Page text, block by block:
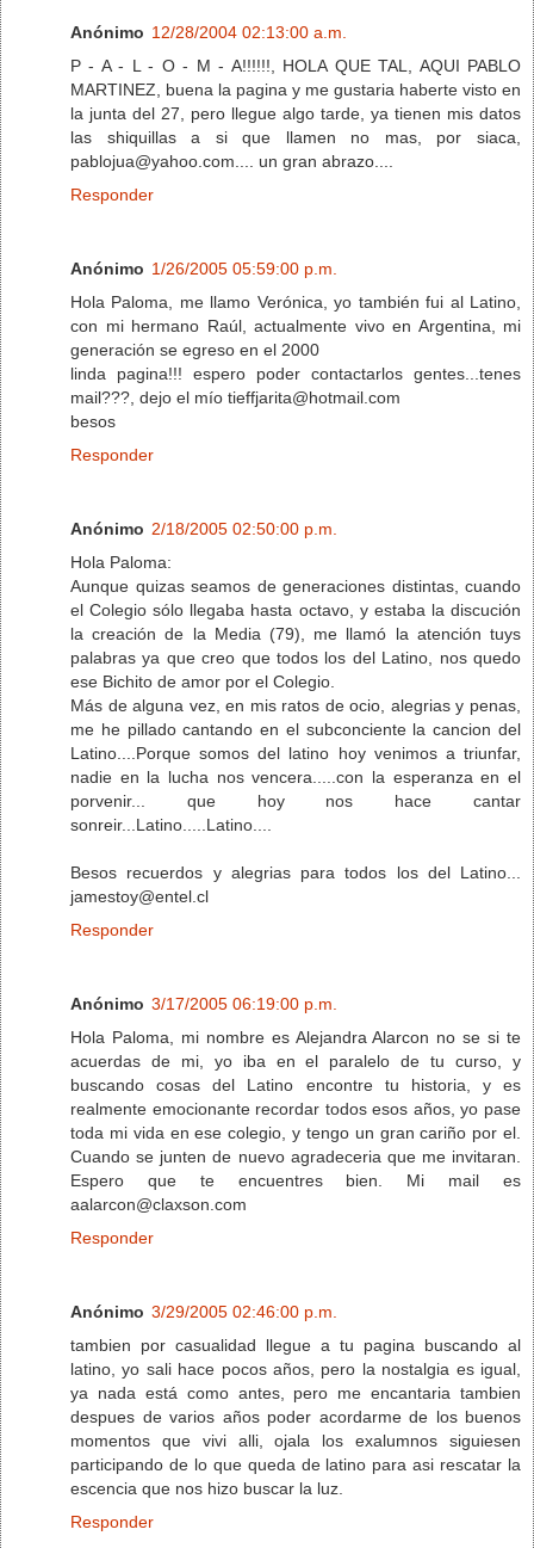
Anónimo 12/28/2004 02:13:00 a.m.
P - A - L - O - M - A!!!!!!, HOLA QUE TAL, AQUI PABLO
MARTINEZ, buena la pagina y me gustaria haberte visto en
la junta del 27, pero llegue algo tarde, ya tienen mis datos
las shiquillas a si que llamen no mas, por siaca,
pablojua@yahoo.com.... un gran abrazo....
Responder
Anónimo 1/26/2005 05:59:00 p.m.
Hola Paloma, me llamo Verónica, yo también fui al Latino,
con mi hermano Raúl, actualmente vivo en Argentina, mi
generación se egreso en el 2000
linda pagina!!! espero poder contactarlos gentes...tenes
mail???, dejo el mío tieffjarita@hotmail.com
besos
Responder
Anónimo 2/18/2005 02:50:00 p.m.
Hola Paloma:
Aunque quizas seamos de generaciones distintas, cuando
el Colegio sólo llegaba hasta octavo, y estaba la discución
la creación de la Media (79), me llamó la atención tuys
palabras ya que creo que todos los del Latino, nos quedo
ese Bichito de amor por el Colegio.
Más de alguna vez, en mis ratos de ocio, alegrias y penas,
me he pillado cantando en el subconciente la cancion del
Latino....Porque somos del latino hoy venimos a triunfar,
nadie en la lucha nos vencera.....con la esperanza en el
porvenir... que hoy nos hace cantar
sonreir...Latino.....Latino....
Besos recuerdos y alegrias para todos los del Latino...
jamestoy@entel.cl
Responder
Anónimo 3/17/2005 06:19:00 p.m.
Hola Paloma, mi nombre es Alejandra Alarcon no se si te
acuerdas de mi, yo iba en el paralelo de tu curso, y
buscando cosas del Latino encontre tu historia, y es
realmente emocionante recordar todos esos años, yo pase
toda mi vida en ese colegio, y tengo un gran cariño por el.
Cuando se junten de nuevo agradeceria que me invitaran.
Espero que te encuentres bien. Mi mail es
aalarcon@claxson.com
Responder
Anónimo 3/29/2005 02:46:00 p.m.
tambien por casualidad llegue a tu pagina buscando al
latino, yo sali hace pocos años, pero la nostalgia es igual,
ya nada está como antes, pero me encantaria tambien
despues de varios años poder acordarme de los buenos
momentos que vivi alli, ojala los exalumnos siguiesen
participando de lo que queda de latino para asi rescatar la
escencia que nos hizo buscar la luz.
Responder